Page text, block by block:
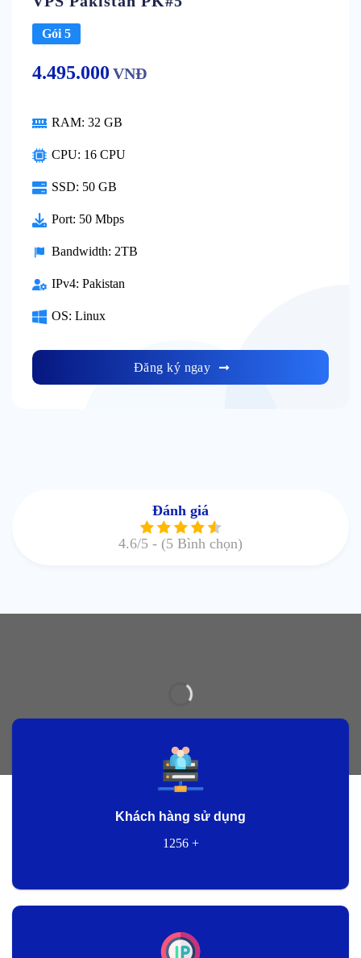
Gói 5
4.495.000 VNĐ
RAM: 32 GB
CPU: 16 CPU
SSD: 50 GB
Port: 50 Mbps
Bandwidth: 2TB
IPv4: Pakistan
OS: Linux
Đăng ký ngay
Đánh giá
4.6/5 - (5 Bình chọn)
Khách hàng sử dụng
1256 +